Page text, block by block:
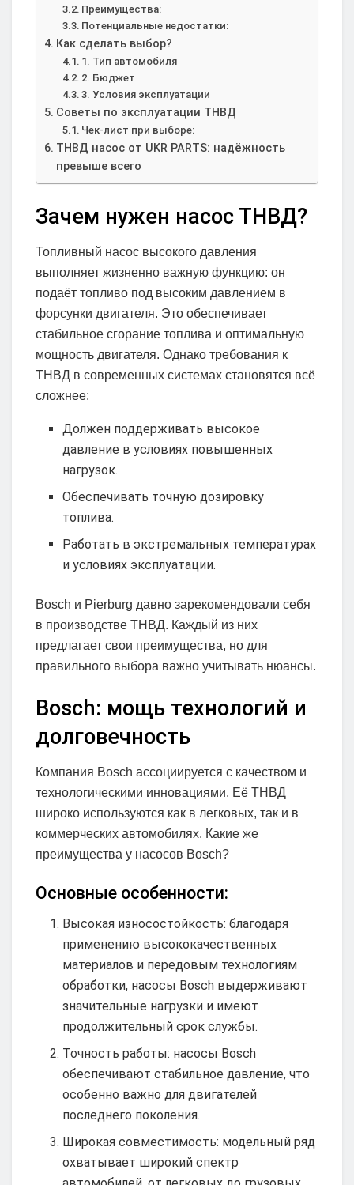
Преимущества:
Потенциальные недостатки:
Как сделать выбор?
1. Тип автомобиля
2. Бюджет
3. Условия эксплуатации
Советы по эксплуатации ТНВД
Чек-лист при выборе:
ТНВД насос от UKR PARTS: надёжность
превыше всего
Зачем нужен насос ТНВД?
Топливный насос высокого давления
выполняет жизненно важную функцию: он
подаёт топливо под высоким давлением в
форсунки двигателя. Это обеспечивает
стабильное сгорание топлива и оптимальную
мощность двигателя. Однако требования к
ТНВД в современных системах становятся всё
сложнее:
Должен поддерживать высокое
давление в условиях повышенных
нагрузок.
Обеспечивать точную дозировку
топлива.
Работать в экстремальных температурах
и условиях эксплуатации.
Bosch и Pierburg давно зарекомендовали себя
в производстве ТНВД. Каждый из них
предлагает свои преимущества, но для
правильного выбора важно учитывать нюансы.
Bosch: мощь технологий и
долговечность
Компания Bosch ассоциируется с качеством и
технологическими инновациями. Её ТНВД
широко используются как в легковых, так и в
коммерческих автомобилях. Какие же
преимущества у насосов Bosch?
Основные особенности:
Высокая износостойкость: благодаря
применению высококачественных
материалов и передовым технологиям
обработки, насосы Bosch выдерживают
значительные нагрузки и имеют
продолжительный срок службы.
Точность работы: насосы Bosch
обеспечивают стабильное давление, что
особенно важно для двигателей
последнего поколения.
Широкая совместимость: модельный ряд
охватывает широкий спектр